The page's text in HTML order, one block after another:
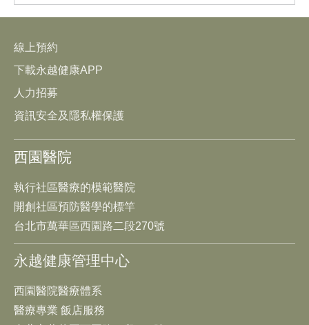
線上預約
下載永越健康APP
人力招募
資訊安全及隱私權保護
西園醫院
執行社區醫療的模範醫院
開創社區預防醫學的標竿
台北市萬華區西園路二段270號
永越健康管理中心
西園醫院醫療體系
醫療專業 飯店服務